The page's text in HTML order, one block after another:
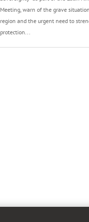
Meeting, warn of the grave
region and the urgent need to
protection...